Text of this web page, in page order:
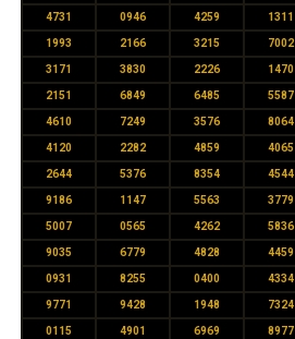
4731 0946 4259 1311
1993 2166 3215 7002
3171 3830 2226 1470
2151 6849 6485 5587
4610 7249 3576 8064
4120 2282 4859 4065
2644 5376 8354 4544
9186 1147 5563 3779
5007 0565 4262 5836
9035 6779 4828 4459
0931 8255 0400 4334
9771 9428 1948 7324
0115 4901 6969 8977